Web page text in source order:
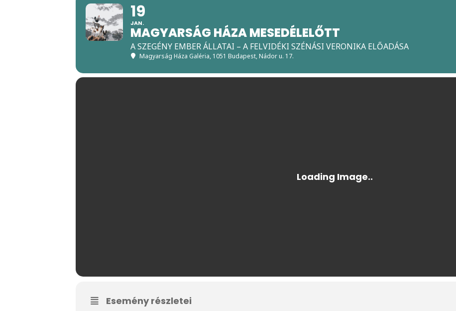
19
JAN.
MAGYARSÁG HÁZA MESEDÉLELŐTT
A SZEGÉNY EMBER ÁLLATAI – A FELVIDÉKI SZÉNÁSI VERONIKA ELŐADÁSA
Magyarság Háza Galéria, 1051 Budapest, Nádor u. 17.
Esemény részletei